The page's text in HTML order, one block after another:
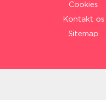
Cookies
Kontakt os
Sitemap